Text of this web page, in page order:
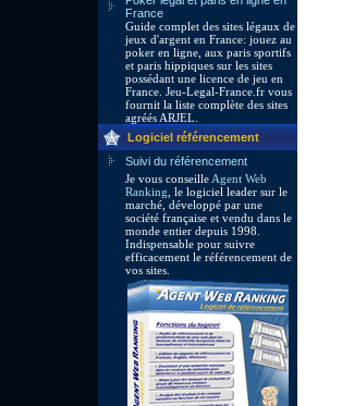
France
Guide complet des sites légaux de
jeux d'argent en France: jouez au
poker en ligne, aux paris sportifs
et paris hippiques sur les sites
possédant une licence de jeu en
France. Jeu-Legal-France.fr vous
fournit la liste complète des sites
agréés ARJEL.
Logiciel référencement
Suivi du référencement
Je vous conseille Agent Web
Ranking , le logiciel leader sur le
marché, développé par une
société française et vendu dans le
monde entier depuis 1998.
Indispensable pour suivre
efficacement le référencement de
vos sites.